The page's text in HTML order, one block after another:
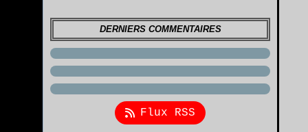
DERNIERS COMMENTAIRES
Flux RSS